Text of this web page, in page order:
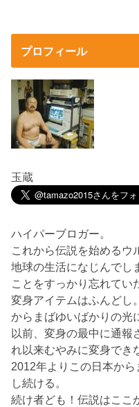
プロフィール
玉蔵
ハイパーブロガー。
これから伝説を始めるウ
地球の生活になじんでし
ことをすっかり忘れてい
変身アイテムはふんどし
からまばゆいばかりの光
以前、変身の最中に通報
れ以来むやみに変身でき
2012年よりこの日本か
し続ける。
続け者ども！伝説はここ